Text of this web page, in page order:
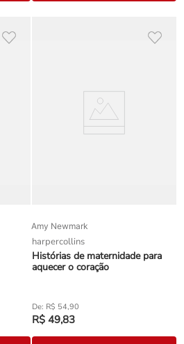
Amy Newmark
harpercollins
Histórias de maternidade para
aquecer o coração
R$ 54,90
R$ 49,83